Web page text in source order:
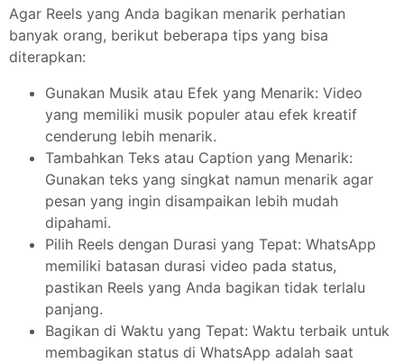
Agar Reels yang Anda bagikan menarik perhatian
banyak orang, berikut beberapa tips yang bisa
diterapkan:
Gunakan Musik atau Efek yang Menarik: Video
yang memiliki musik populer atau efek kreatif
cenderung lebih menarik.
Tambahkan Teks atau Caption yang Menarik:
Gunakan teks yang singkat namun menarik agar
pesan yang ingin disampaikan lebih mudah
dipahami.
Pilih Reels dengan Durasi yang Tepat: WhatsApp
memiliki batasan durasi video pada status,
pastikan Reels yang Anda bagikan tidak terlalu
panjang.
Bagikan di Waktu yang Tepat: Waktu terbaik untuk
membagikan status di WhatsApp adalah saat